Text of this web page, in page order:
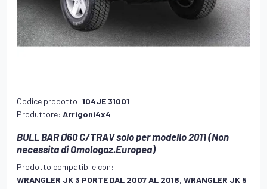
Codice prodotto: 104JE 31001
Produttore: Arrigoni4x4
BULL BAR Ø60 C/TRAV solo per modello 2011 (Non
necessita di Omologaz.Europea)
Prodotto compatibile con:
WRANGLER JK 3 PORTE DAL 2007 AL 2018, WRANGLER JK 5